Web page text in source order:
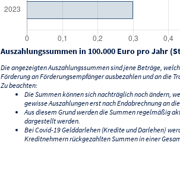
Auszahlungssummen in 100.000 Euro pro Jahr
Die angezeigten Auszahlungssummen sind jene Beträge,
Förderung an Förderungsempfänger ausbezahlen und an die
Zu beachten:
Die Summen können sich nachträglich noch ändern,
gewisse Auszahlungen erst nach Endabrechnung an
Aus diesem Grund werden die Summen regelmäßig
dargestellt werden.
Bei Covid-19 Gelddarlehen (Kredite und Darlehen)
Kreditnehmern rückgezahlten Summen in einer